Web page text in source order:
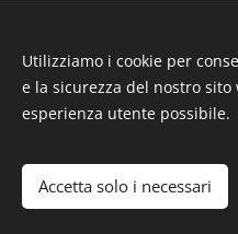
© photostylist.it
- 2026
Utilizziamo i cookie per
e la sicurezza del nostro
esperienza utente possibile.
Accetta solo i necessari